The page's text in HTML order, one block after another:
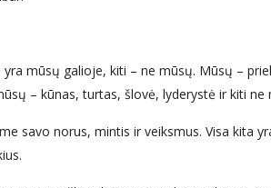
mūsų galioje, kiti – ne mūsų. Mūsų –
– kūnas, turtas, šlovė, lyderystė ir kiti ne
savo norus, mintis ir veiksmus. Visa kita